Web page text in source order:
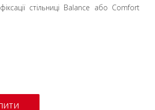
стільниці Balance або Comfort